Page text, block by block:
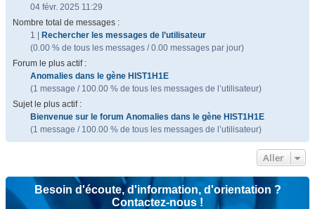
04 févr. 2025 11:29
Nombre total de messages :
1 |
Rechercher les messages de l’utilisateur
(0.00 % de tous les messages / 0.00 messages par jour)
Forum le plus actif :
Anomalies dans le gène HIST1H1E
(1 message / 100.00 % de tous les messages de l’utilisateur)
Sujet le plus actif :
Bienvenue sur le forum Anomalies dans le gène HIST1H1E
(1 message / 100.00 % de tous les messages de l’utilisateur)
Aller
Besoin d'écoute, d'information, d'orientation ?
Contactez-nous !